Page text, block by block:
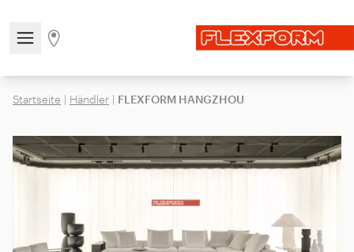
Navigationsmenü öffnen / schließen
Gehen Sie zur Store-Seite
Startseite | Händler | FLEXFORM HANGZHOU